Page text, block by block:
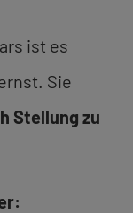
ist es
Sie
Stellung zu